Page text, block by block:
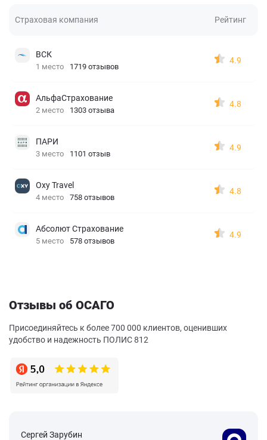
Страховая компания Рейтинг
ВСК
1 место 1719 отзывов
4.9
АльфаСтрахование
2 место 1303 отзыва
4.8
ПАРИ
3 место 1101 отзыв
4.9
Oxy Travel
4 место 758 отзывов
4.8
Абсолют Страхование
5 место 578 отзывов
4.9
Отзывы об ОСАГО
Присоединяйтесь к более 700 000 клиентов, оценивших
удобство и надежность ПОЛИС 812
Сергей Зарубин